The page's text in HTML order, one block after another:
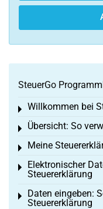
SteuerGo
Willkommen bei
Toggle menu
Übersicht: So
Toggle menu
Meine
Toggle menu
Elektronischer
Steuererklärung
Toggle menu
Daten eingeben:
Steuererklärung
Toggle menu